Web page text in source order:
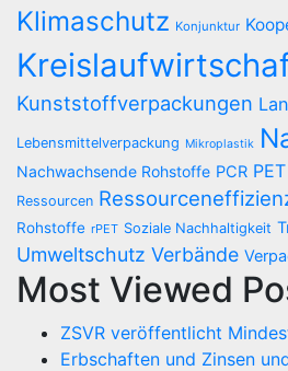
Klimaschutz Konjunktur
Kunststoffverpackungen
Lebensmittelverpackung Mikroplastik
Nachwachsende Rohstoffe PCR PET
Ressourcen
Rohstoffe rPET Soziale Nachhaltigkeit
Umweltschutz Verbände
Most Viewed
ZSVR veröffentlicht
Erbschaften und Zinsen